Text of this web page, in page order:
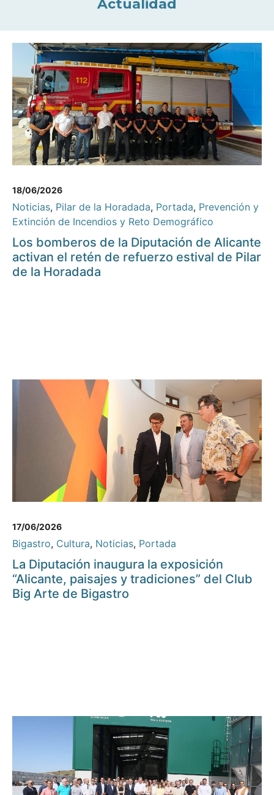
Actualidad
18/06/2026
Noticias, Pilar de la Horadada, Portada, Prevención y
Extinción de Incendios y Reto Demográfico
Los bomberos de la Diputación de Alicante
activan el retén de refuerzo estival de Pilar
de la Horadada
17/06/2026
Bigastro, Cultura, Noticias, Portada
La Diputación inaugura la exposición
“Alicante, paisajes y tradiciones” del Club
Big Arte de Bigastro